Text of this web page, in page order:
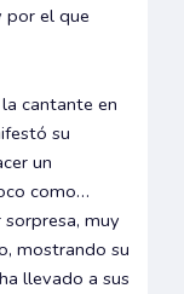
por el que
cantante en
su
un
como…
muy
mostrando su
llevado a sus